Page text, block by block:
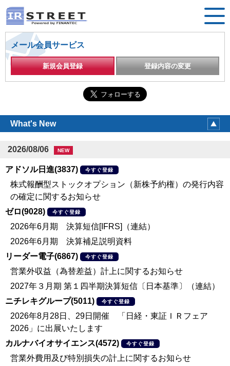
メール会員サービス
新規会員登録 登録内容の変更
What's New
2026/08/06 NEW
アドソル日進(3837) 今すぐ登録
株式報酬型ストックオプション（新株予約権）の発行内容
の確定に関するお知らせ
ゼロ(9028)
今すぐ登録
2026年6月期 決算短信[IFRS]（連結）
2026年6月期 決算補足説明資料
リーダー電子(6867)
今すぐ登録
営業外収益（為替差益）計上に関するお知らせ
2027年３月期 第１四半期決算短信〔日本基準〕（連結）
ニチレキグループ(5011)
今すぐ登録
2026年8月28日、29日開催 「日経・東証ＩＲフェア
2026」に出展いたします
カルナバイオサイエンス(4572)
今すぐ登録
営業外費用及び特別損失の計上に関するお知らせ